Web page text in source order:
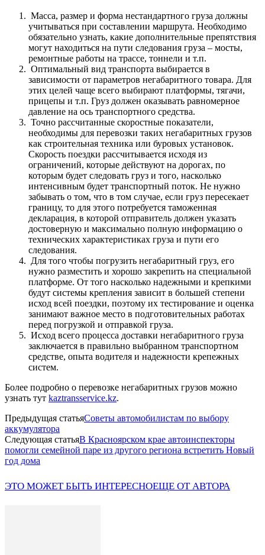
Масса, размер и форма нестандартного груза должны
учитываться при составлении маршрута. Необходимо
обязательно узнать, какие дополнительные препятствия
могут находиться на пути следования груза – мосты,
ремонтные работы на трассе, тоннели и т.п.
Оптимальный вид транспорта выбирается в
зависимости от параметров негабаритного товара. Для
этих целей чаще всего выбирают платформы, тягачи,
прицепы и т.п. Груз должен оказывать равномерное
давление на ось транспортного средства.
Точно рассчитанные скоростные показатели,
необходимы для перевозки таких негабаритных грузов
как строительная техника или буровых установок.
Скорость поездки рассчитывается исходя из
ограничений, которые действуют на дорогах, по
которым будет следовать груз и того, насколько
интенсивным будет транспортный поток. Не нужно
забывать о том, что в том случае, если груз пересекает
границу, то для этого потребуется таможенная
декларация, в которой отправитель должен указать
достоверную и максимально полную информацию о
технических характеристиках груза и пути его
следования.
Для того чтобы погрузить негабаритный груз, его
нужно разместить и хорошо закрепить на специальной
платформе. От того насколько надежными и крепкими
будут системы крепления зависит в большей степени
исход всей поездки, поэтому их тестирование и оценка
занимают важное место в подготовительных работах
перед погрузкой и отправкой груза.
Исход всего процесса доставки негабаритного груза
заключается в правильно выбранном транспортном
средстве, опыта водителя и надежности крепежных
систем.
Более подробно о перевозке негабаритных грузов можно
узнать тут kaztransservice.kz.
Предыдущая статьяСоветы автомобилистам по выбору
аккумулятора
Следующая статьяВ Красноярском крае автоинспекторы
помогли семейной паре из другого региона встретить Новый
год дома
ЭТО МОЖЕТ БЫТЬ ИНТЕРЕСНОЕЩЕ ОТ АВТОРА